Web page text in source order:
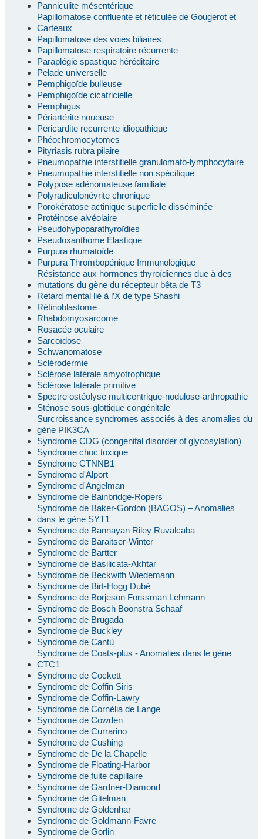
Panniculite mésentérique
Papillomatose confluente et réticulée de Gougerot et
Carteaux
Papillomatose des voies biliaires
Papillomatose respiratoire récurrente
Paraplégie spastique héréditaire
Pelade universelle
Pemphigoïde bulleuse
Pemphigoïde cicatricielle
Pemphigus
Périartérite noueuse
Pericardite recurrente idiopathique
Phéochromocytomes
Pityriasis rubra pilaire
Pneumopathie interstitielle granulomato-lymphocytaire
Pneumopathie interstitielle non spécifique
Polypose adénomateuse familiale
Polyradiculonévrite chronique
Porokératose actinique superfielle disséminée
Protéinose alvéolaire
Pseudohypoparathyroïdies
Pseudoxanthome Elastique
Purpura rhumatoïde
Purpura Thrombopénique Immunologique
Résistance aux hormones thyroïdiennes due à des
mutations du gène du récepteur bêta de T3
Retard mental lié à l’X de type Shashi
Rétinoblastome
Rhabdomyosarcome
Rosacée oculaire
Sarcoïdose
Schwanomatose
Sclérodermie
Sclérose latérale amyotrophique
Sclérose latérale primitive
Spectre ostéolyse multicentrique-nodulose-arthropathie
Sténose sous-glottique congénitale
Surcroissance syndromes associés à des anomalies du
gène PIK3CA
Syndrome CDG (congenital disorder of glycosylation)
Syndrome choc toxique
Syndrome CTNNB1
Syndrome d'Alport
Syndrome d'Angelman
Syndrome de Bainbridge-Ropers
Syndrome de Baker-Gordon (BAGOS) – Anomalies
dans le gène SYT1
Syndrome de Bannayan Riley Ruvalcaba
Syndrome de Baraitser-Winter
Syndrome de Bartter
Syndrome de Basilicata-Akhtar
Syndrome de Beckwith Wiedemann
Syndrome de Birt-Hogg Dubé
Syndrome de Borjeson Forssman Lehmann
Syndrome de Bosch Boonstra Schaaf
Syndrome de Brugada
Syndrome de Buckley
Syndrome de Cantù
Syndrome de Coats-plus - Anomalies dans le gène
CTC1
Syndrome de Cockett
Syndrome de Coffin Siris
Syndrome de Coffin-Lawry
Syndrome de Cornélia de Lange
Syndrome de Cowden
Syndrome de Currarino
Syndrome de Cushing
Syndrome de De la Chapelle
Syndrome de Floating-Harbor
Syndrome de fuite capillaire
Syndrome de Gardner-Diamond
Syndrome de Gitelman
Syndrome de Goldenhar
Syndrome de Goldmann-Favre
Syndrome de Gorlin